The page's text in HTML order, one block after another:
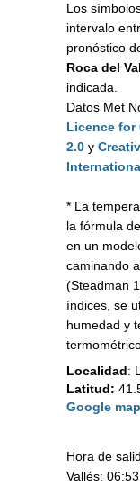
Los
intervalo
pronóstico
Roca del
indicada.
Datos Met
Licence for
2.0 y
* La
la fórmula
en un
caminando
(Steadman
índices, se
humedad y
Localidad:
Latitud:
Google map
Hora de
Vallès: 06:53